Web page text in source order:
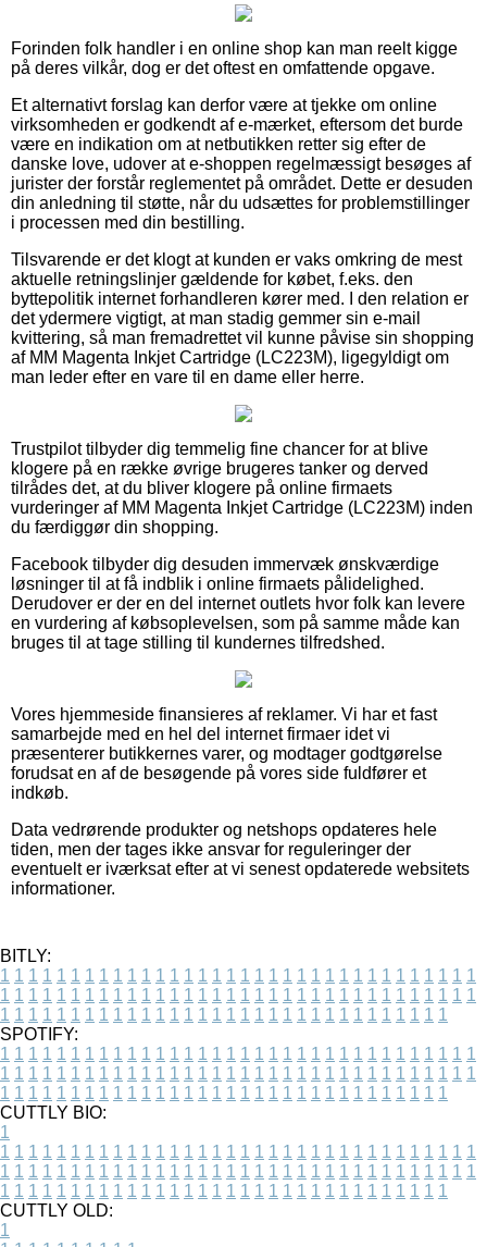
Forinden folk handler i en online shop kan man reelt kigge
på deres vilkår, dog er det oftest en omfattende opgave.
Et alternativt forslag kan derfor være at tjekke om online
virksomheden er godkendt af e-mærket, eftersom det burde
være en indikation om at netbutikken retter sig efter de
danske love, udover at e-shoppen regelmæssigt besøges af
jurister der forstår reglementet på området. Dette er desuden
din anledning til støtte, når du udsættes for problemstillinger
i processen med din bestilling.
Tilsvarende er det klogt at kunden er vaks omkring de mest
aktuelle retningslinjer gældende for købet, f.eks. den
byttepolitik internet forhandleren kører med. I den relation er
det ydermere vigtigt, at man stadig gemmer sin e-mail
kvittering, så man fremadrettet vil kunne påvise sin shopping
af MM Magenta Inkjet Cartridge (LC223M), ligegyldigt om
man leder efter en vare til en dame eller herre.
Trustpilot tilbyder dig temmelig fine chancer for at blive
klogere på en række øvrige brugeres tanker og derved
tilrådes det, at du bliver klogere på online firmaets
vurderinger af MM Magenta Inkjet Cartridge (LC223M) inden
du færdiggør din shopping.
Facebook tilbyder dig desuden immervæk ønskværdige
løsninger til at få indblik i online firmaets pålidelighed.
Derudover er der en del internet outlets hvor folk kan levere
en vurdering af købsoplevelsen, som på samme måde kan
bruges til at tage stilling til kundernes tilfredshed.
Vores hjemmeside finansieres af reklamer. Vi har et fast
samarbejde med en hel del internet firmaer idet vi
præsenterer butikkernes varer, og modtager godtgørelse
forudsat en af de besøgende på vores side fuldfører et
indkøb.
Data vedrørende produkter og netshops opdateres hele
tiden, men der tages ikke ansvar for reguleringer der
eventuelt er iværksat efter at vi senest opdaterede websitets
informationer.
BITLY:
1 1 1 1 1 1 1 1 1 1 1 1 1 1 1 1 1 1 1 1 1 1 1 1 1 1 1 1 1 1 1 1 1 1
1 1 1 1 1 1 1 1 1 1 1 1 1 1 1 1 1 1 1 1 1 1 1 1 1 1 1 1 1 1 1 1 1 1
1 1 1 1 1 1 1 1 1 1 1 1 1 1 1 1 1 1 1 1 1 1 1 1 1 1 1 1 1 1 1 1
SPOTIFY:
1 1 1 1 1 1 1 1 1 1 1 1 1 1 1 1 1 1 1 1 1 1 1 1 1 1 1 1 1 1 1 1 1 1
1 1 1 1 1 1 1 1 1 1 1 1 1 1 1 1 1 1 1 1 1 1 1 1 1 1 1 1 1 1 1 1 1 1
1 1 1 1 1 1 1 1 1 1 1 1 1 1 1 1 1 1 1 1 1 1 1 1 1 1 1 1 1 1 1 1
CUTTLY BIO:
1
1 1 1 1 1 1 1 1 1 1 1 1 1 1 1 1 1 1 1 1 1 1 1 1 1 1 1 1 1 1 1 1 1 1
1 1 1 1 1 1 1 1 1 1 1 1 1 1 1 1 1 1 1 1 1 1 1 1 1 1 1 1 1 1 1 1 1 1
1 1 1 1 1 1 1 1 1 1 1 1 1 1 1 1 1 1 1 1 1 1 1 1 1 1 1 1 1 1 1 1
CUTTLY OLD:
1